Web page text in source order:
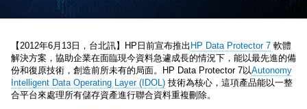
【2012年6月 13日，台北訊】 HP 日前宣布推出 HP Data Protector 7 軟體
解決方案，協助企業在面臨現今資料急遽成長的情況下，能以最先進的備
份和復原技術，創造前所未有的局面。
HP Data Protector 7以Autonomy
Intelligent Data Operating Layer (IDOL) 技術為核心，這項產品能以一整
合平台來處理所有儲存資產進行聯合資料重複刪除。